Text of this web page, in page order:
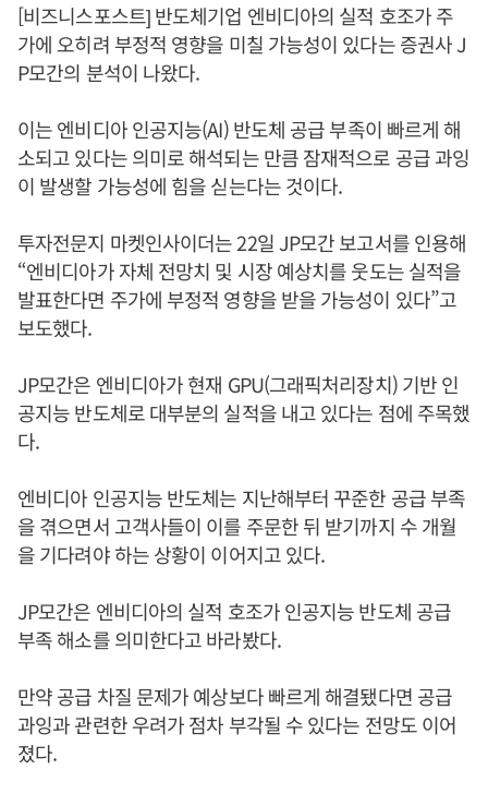
[비즈니스포스트] 반도체기업 엔비디아의 실적 호조가 주
가에 오히려 부정적 영향을 미칠 가능성이 있다는 증권사 J
P모간의 분석이 나왔다.
이는 엔비디아 인공지능(AI) 반도체 공급 부족이 빠르게 해
소되고 있다는 의미로 해석되는 만큼 잠재적으로 공급 과잉
이 발생할 가능성에 힘을 싣는다는 것이다.
투자전문지 마켓인사이더는 22일 JP모간 보고서를 인용해
“엔비디아가 자체 전망치 및 시장 예상치를 웃도는 실적을
발표한다면 주가에 부정적 영향을 받을 가능성이 있다”고
보도했다.
JP모간은 엔비디아가 현재 GPU(그래픽처리장치) 기반 인
공지능 반도체로 대부분의 실적을 내고 있다는 점에 주목했
다.
엔비디아 인공지능 반도체는 지난해부터 꾸준한 공급 부족
을 겪으면서 고객사들이 이를 주문한 뒤 받기까지 수 개월
을 기다려야 하는 상황이 이어지고 있다.
JP모간은 엔비디아의 실적 호조가 인공지능 반도체 공급
부족 해소를 의미한다고 바라봤다.
만약 공급 차질 문제가 예상보다 빠르게 해결됐다면 공급
과잉과 관련한 우려가 점차 부각될 수 있다는 전망도 이어
졌다.